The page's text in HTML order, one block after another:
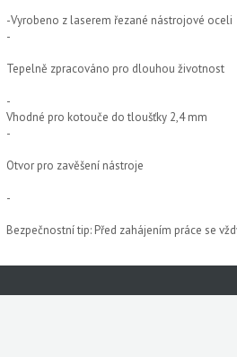
-Vyrobeno z laserem řezané nástrojové oceli
-
Tepelně zpracováno pro dlouhou životnost
-
Vhodné pro kotouče do tloušťky 2,4 mm
-
Otvor pro zavěšení nástroje
-
Bezpečnostní tip: Před zahájením práce se